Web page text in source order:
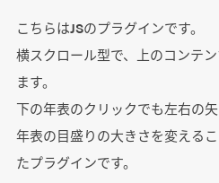
こちらはJSのプラグインです。
横スクロール型で、上のコンテ
ます。
下の年表のクリックでも左右の
年表の目盛りの大きさを変える
たプラグインです。